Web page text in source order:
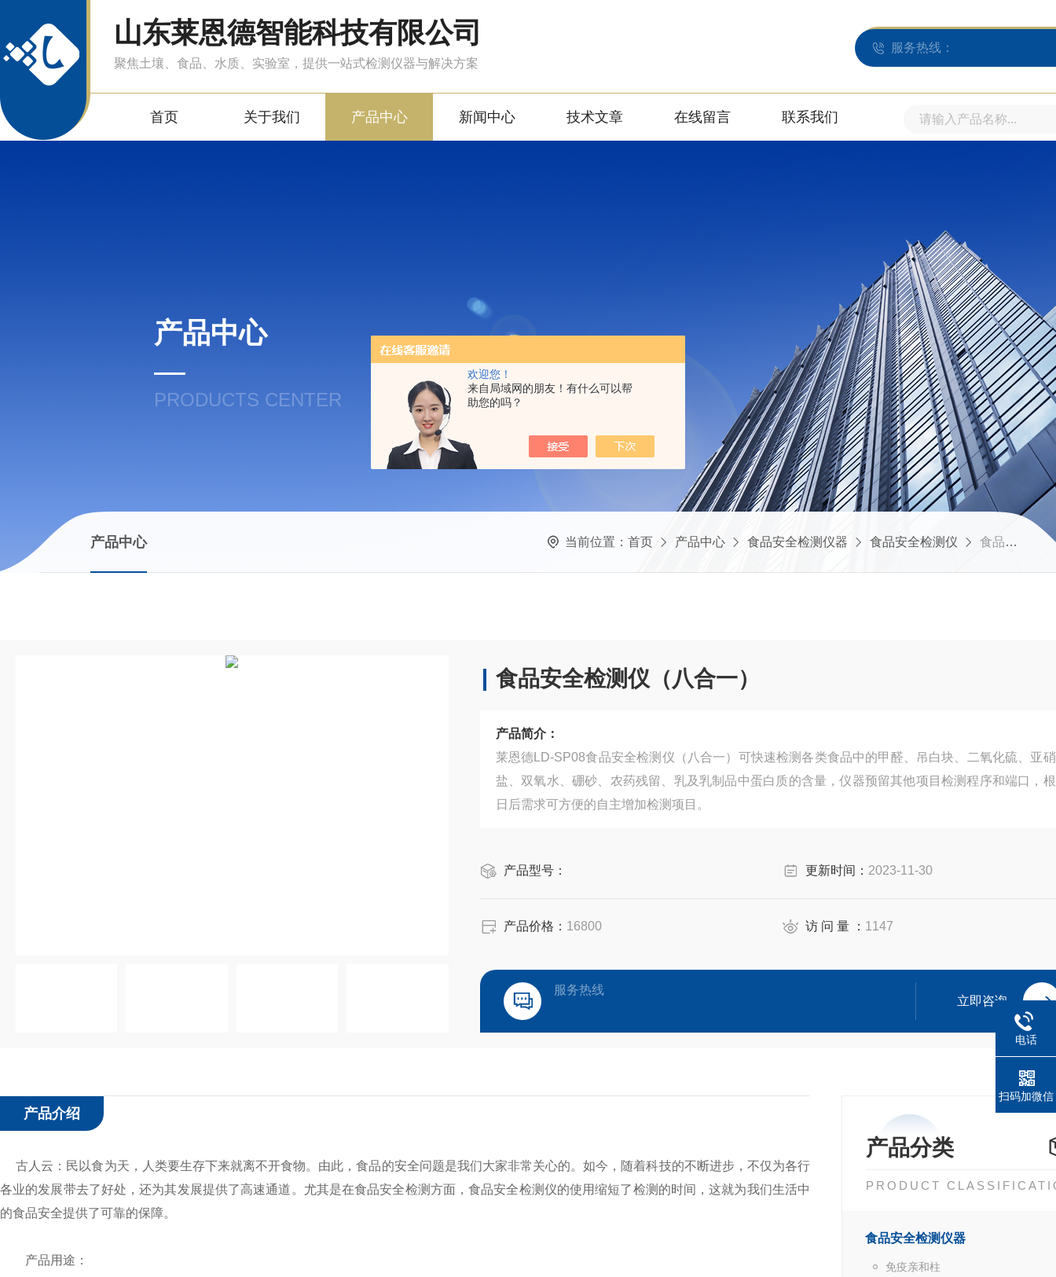
欢迎您！
来自局域网的朋友！有什么可以帮
助您的吗？
山东莱恩德智能科技有限公司
聚焦土壤、食品、水质、实验室，提供一站式检测仪器与解决方案
服务热线：
首页 关于我们 产品中心 新闻中心 技术文章 在线留言 联系我们
产品中心
PRODUCTS CENTER
产品中心 当前位置： 首页 产品中心 食品安全检测仪器 食品安全检测仪 食品安全检测仪（八合一）
食品安全检测仪（八合一）
产品简介：
莱恩德LD-SP08食品安全检测仪（八合一）可快速检测各类食品中的甲醛、吊白块、二氧化硫、亚
盐、双氧水、硼砂、农药残留、乳及乳制品中蛋白质的含量，仪器预留其他项目检测程序和端口，
日后需求可方便的自主增加检测项目。
产品型号： 更新时间： 2023-11-30
产品价格： 16800 访 问 量 ： 1147
服务热线
立即咨询
产品分类
PRODUCT
食品安全检测仪器
免疫亲和柱
产品介绍
古人云：民以食为天，人类要生存下来就离不开食物。由此，食品的安全问题是我们大家非常关心的。如今，随着科技的不断进步，不仅为各行
各业的发展带去了好处，还为其发展提供了高速通道。尤其是在食品安全检测方面，食品安全检测仪的使用缩短了检测的时间，这就为我们生活中
的食品安全提供了可靠的保障。
产品用途：
电话
扫码加微信